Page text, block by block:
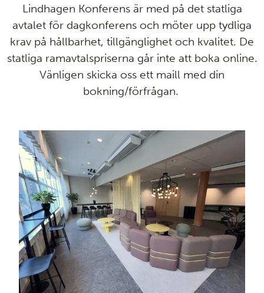
Lindhagen Konferens är med på det statliga
avtalet för dagkonferens och möter upp tydliga
krav på hållbarhet, tillgänglighet och kvalitet. De
statliga ramavtalspriserna går inte att boka online.
Vänligen skicka oss ett maill med din
bokning/förfrågan.